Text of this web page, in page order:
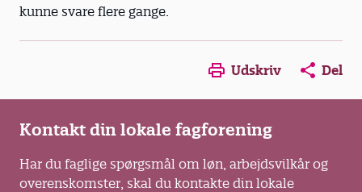
kunne svare flere gange.
Opens in a new window
Opens in a new
Opens in
Udskriv Del
Kontakt din lokale fagforening
Har du faglige spørgsmål om løn, arbejdsvilkår og
overenskomster, skal du kontakte din lokale